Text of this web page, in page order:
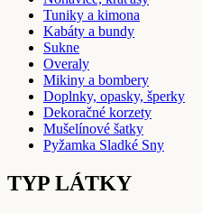
Tuniky a kimona
Kabáty a bundy
Sukne
Overaly
Mikiny a bombery
Doplnky, opasky, šperky
Dekoračné korzety
Mušelínové šatky
Pyžamka Sladké Sny
TYP LÁTKY